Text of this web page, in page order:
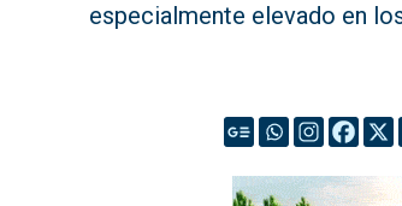
especialmente elevado en